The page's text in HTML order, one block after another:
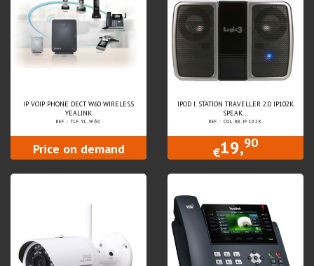
IP VOIP PHONE DECT W60 WIRELESS
YEALINK
REF.: TLF.YL.W60
Price on demand
IPOD I. STATION TRAVELLER 2.0 IP102K
SPEAK...
REF.: COL.RB.IP102K
€19,90